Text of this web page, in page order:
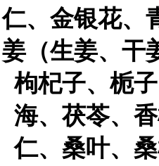
仁、金银花、
姜（生姜、干
枸杞子、栀
海、茯苓、
仁、桑叶、